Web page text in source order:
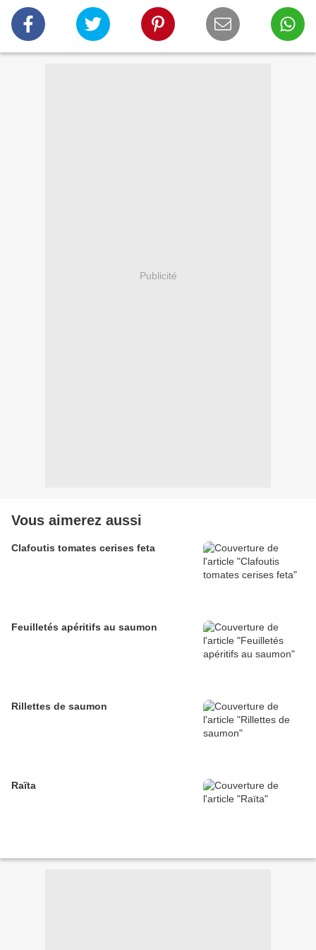
Publicité
Vous aimerez aussi
Clafoutis tomates cerises feta
Feuilletés apéritifs au saumon
Rillettes de saumon
Raïta